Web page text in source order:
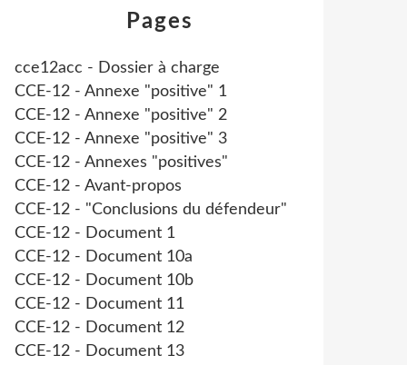
Pages
cce12acc - Dossier à charge
CCE-12 - Annexe "positive" 1
CCE-12 - Annexe "positive" 2
CCE-12 - Annexe "positive" 3
CCE-12 - Annexes "positives"
CCE-12 - Avant-propos
CCE-12 - "Conclusions du défendeur"
CCE-12 - Document 1
CCE-12 - Document 10a
CCE-12 - Document 10b
CCE-12 - Document 11
CCE-12 - Document 12
CCE-12 - Document 13